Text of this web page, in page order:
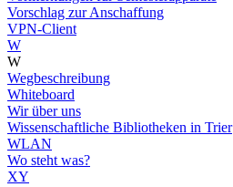
Vorschlag zur Anschaffung
VPN-Client
W
W
Wegbeschreibung
Whiteboard
Wir über uns
Wissenschaftliche Bibliotheken in Trier
WLAN
Wo steht was?
XY